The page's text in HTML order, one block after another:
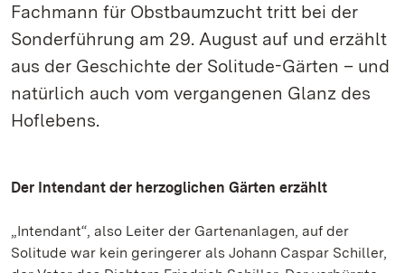
Fachmann für Obstbaumzucht tritt bei der
Sonderführung am 29. August auf und erzählt
aus der Geschichte der Solitude-Gärten – und
natürlich auch vom vergangenen Glanz des
Hoflebens.
Der Intendant der herzoglichen Gärten erzählt
„Intendant“, also Leiter der Gartenanlagen, auf der
Solitude war kein geringerer als Johann Caspar Schiller,